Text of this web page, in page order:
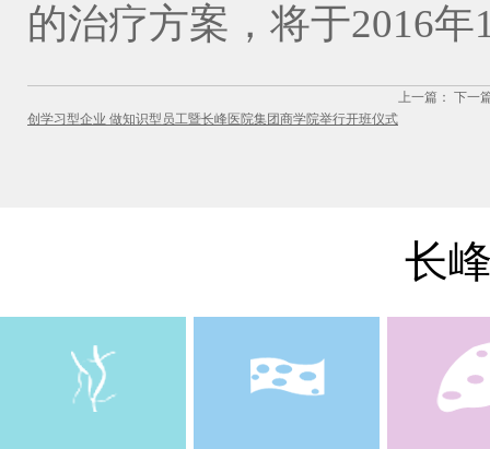
的治疗方案，将于2016
上一篇：
创学习型企业 做知识型员工暨长峰医院集团商学院举行开班仪式
下一
长